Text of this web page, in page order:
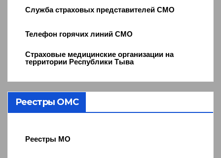
Служба страховых представителей СМО
Телефон горячих линий СМО
Страховые медицинские организации на
территории Республики Тыва
Реестры ОМС
Реестры МО